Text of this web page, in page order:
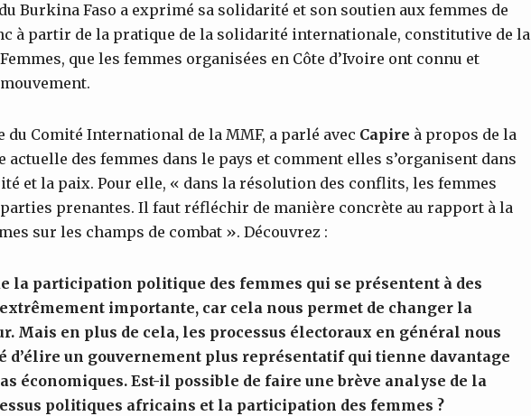
Burkina Faso a exprimé sa solidarité et son soutien aux femmes de
à partir de la pratique de la solidarité internationale, constitutive de la
que les femmes organisées en Côte d’Ivoire ont connu et
du Comité International de la MMF, a parlé avec Capire à propos de la
des femmes dans le pays et comment elles s’organisent dans
et la paix. Pour elle, « dans la résolution des conflits, les femmes
prenantes. Il faut réfléchir de manière concrète au rapport à la
sur les champs de combat ». Découvrez :
la participation politique des femmes qui se présentent à des
importante, car cela nous permet de changer la
Mais en plus de cela, les processus électoraux en général nous
d’élire un gouvernement plus représentatif qui tienne davantage
économiques. Est-il possible de faire une brève analyse de la
politiques africains et la participation des femmes ?